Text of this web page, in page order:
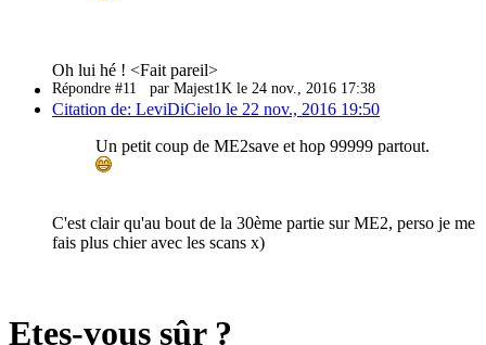
Oh lui hé ! <Fait pareil>
Répondre #11 par Majest1K le 24 nov., 2016 17:38
Citation de: LeviDiCielo le 22 nov., 2016 19:50
Un petit coup de ME2save et hop 99999 partout.
C'est clair qu'au bout de la 30ème partie sur ME2, perso je me
fais plus chier avec les scans x)
Etes-vous sûr ?